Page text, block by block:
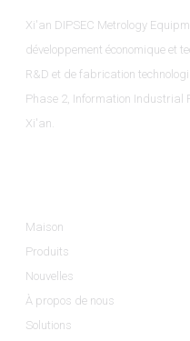
Xi'an DIPSEC Metrology
développement économique et
R&D et de fabrication
Phase 2, Information Industrial
Xi'an.
Maison
Produits
Nouvelles
À propos de nous
Solutions